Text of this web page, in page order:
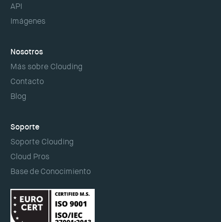
API
Imágenes
Nosotros
Más sobre Clouding
Contacto
Blog
Soporte
Soporte Clouding
Cloud Pros
Base de Conocimiento